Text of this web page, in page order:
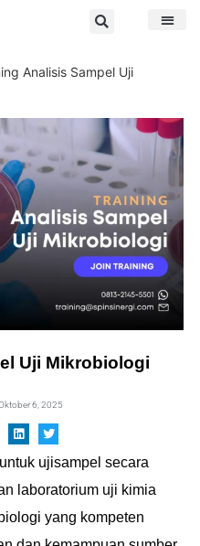
Analisis Sampel Uji
Uji Mikrobiologi
6, 2025
ujisampel secara
laboratorium uji kimia
yang kompeten